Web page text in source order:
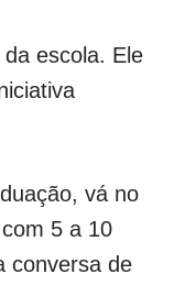
escola. Ele
vá no
5 a 10
conversa de